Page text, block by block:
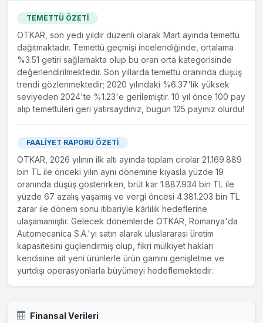
22.7.2025
Yatırım Haberi
#OTKAR Romanya’daki üretim gücüyle Avrupa sahnesinde
yer almayı hedefliyor! Avrupa Birliği, geçtiğimiz aylarda
savunma sanayisinde ortak üretim ve tedarik projeleri için
tam 150 milyar avroluk dev bir fonu onayladı. OTKAR ise
Romanya’daki üretim merkeziyle bu stratejik fondan pay
almayı amaçlıyor.
05.03.2025
Yeni Şirket Kurulması
Yönetim Kurulumuz tarafından Şirketimizin savunma sanayii
ihracatını ve bu kapsamda Romanya'da gerçekleşecek
yerel faaliyetlerini yürütmek amacı ile Romanya'nın
başkenti Bükreş'de 250.000 RON (Rumen Leyi) sermaye
ile "OTOKAR LAND SYSTEMS SRL " ünvanlı şirket
kurulmasına, sermayesinin tamamının Şirketimiz tarafından
nakden ödenmek üzere taahhüt edilmesine ve kuruluş
işlemleri için Şirket yönetiminin yetkilendirilmesine karar
(SAROM) SRL
Pazarlama
%98.0
TEMETTÜ ÖZETİ
OTKAR, son yedi yıldır düzenli olarak Mart ayında temettü
dağıtmaktadır. Temettü geçmişi incelendiğinde, ortalama
%3.51 getiri sağlamakta olup bu oran orta kategorisinde
değerlendirilmektedir. Son yıllarda temettü oranında düşüş
trendi gözlenmektedir; 2020 yılındaki %6.37'lik yüksek
seviyeden 2024'te %1.23'e gerilemiştir. 10 yıl önce 100 pay
alıp temettüleri geri yatırsaydınız, bugün 125 payınız olurdu!
FAALİYET RAPORU ÖZETİ
OTKAR, 2026 yılının ilk altı ayında toplam cirolar 21.169.889
bin TL ile önceki yılın aynı dönemine kıyasla yüzde 19
oranında düşüş gösterirken, brüt kar 1.887.934 bin TL ile
yüzde 67 azalış yaşamış ve vergi öncesi 4.381.203 bin TL
zarar ile dönem sonu itibariyle kârlılık hedeflerine
ulaşamamıştır. Gelecek dönemlerde OTKAR, Romanya'da
Automecanica S.A.'yı satın alarak uluslararası üretim
kapasitesini güçlendirmiş olup, fikri mülkiyet hakları
kendisine ait yeni ürünlerle ürün gamını genişletme ve
yurtdışı operasyonlarla büyümeyi hedeflemektedir.
Finansal Verileri